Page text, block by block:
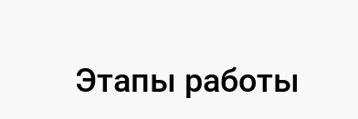
Этапы работы